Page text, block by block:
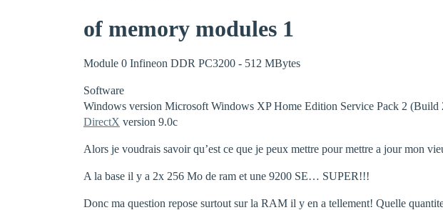
of memory modules 1
Module 0 Infineon DDR PC3200 - 512 MBytes
Software
Windows version Microsoft Windows XP Home Edition Service Pack 2 (Build
DirectX version 9.0c
Alors je voudrais savoir qu’est ce que je peux mettre pour mettre a jour mon
A la base il y a 2x 256 Mo de ram et une 9200 SE… SUPER!!!
Donc ma question repose surtout sur la RAM il y en a tellement! Quelle